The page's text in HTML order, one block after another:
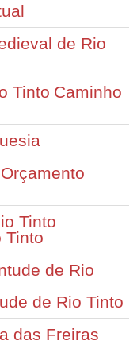
de Rio
Caminho
Orçamento
Tinto
de Rio Tinto
das Freiras